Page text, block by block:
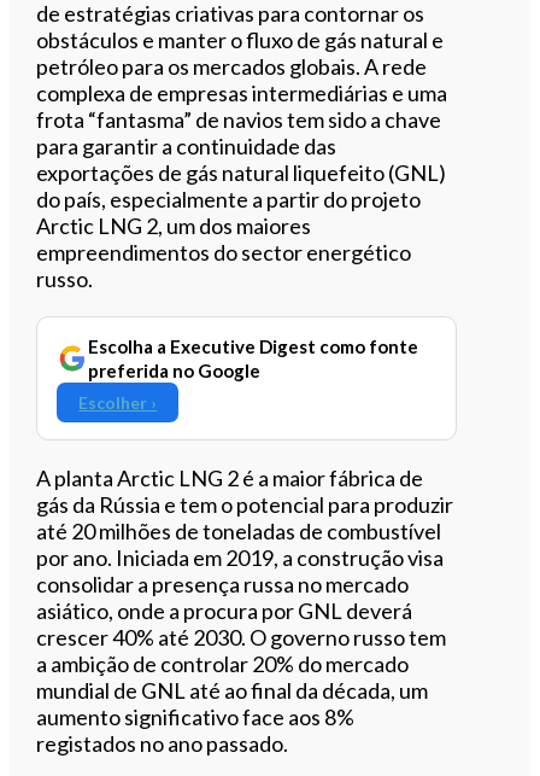
de estratégias criativas para contornar os
obstáculos e manter o fluxo de gás natural e
petróleo para os mercados globais. A rede
complexa de empresas intermediárias e uma
frota “fantasma” de navios tem sido a chave
para garantir a continuidade das
exportações de gás natural liquefeito (GNL)
do país, especialmente a partir do projeto
Arctic LNG 2, um dos maiores
empreendimentos do sector energético
russo.
Escolha a Executive Digest como fonte
preferida no Google
Escolher ›
A planta Arctic LNG 2 é a maior fábrica de
gás da Rússia e tem o potencial para produzir
até 20 milhões de toneladas de combustível
por ano. Iniciada em 2019, a construção visa
consolidar a presença russa no mercado
asiático, onde a procura por GNL deverá
crescer 40% até 2030. O governo russo tem
a ambição de controlar 20% do mercado
mundial de GNL até ao final da década, um
aumento significativo face aos 8%
registados no ano passado.